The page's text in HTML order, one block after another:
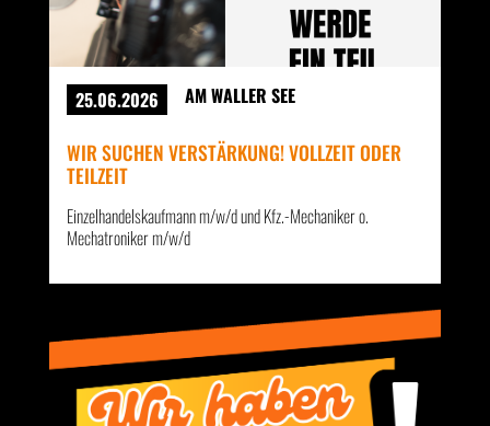
25.06.2026 AM WALLER SEE
WIR SUCHEN VERSTÄRKUNG! VOLLZEIT ODER
TEILZEIT
Einzelhandelskaufmann m/w/d und Kfz.-Mechaniker o.
Mechatroniker m/w/d